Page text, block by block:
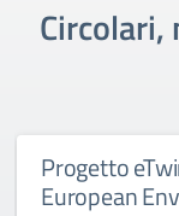
Progetto
European